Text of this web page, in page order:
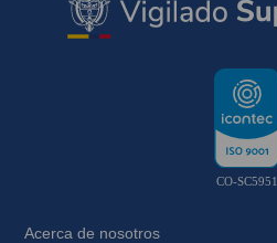
CO-SC5951
Acerca de nosotros